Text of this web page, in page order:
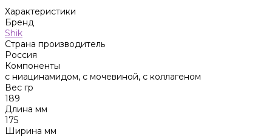
Характеристики
Бренд
Shik
Страна производитель
Россия
Компоненты
с ниацинамидом, с мочевиной, с коллагеном
Вес гр
189
Длина мм
175
Ширина мм